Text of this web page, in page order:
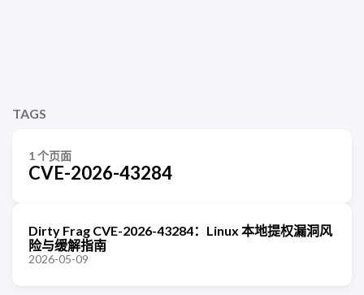
TAGS
1 个页面
CVE-2026-43284
Dirty Frag CVE-2026-43284：Linux 本地提权漏洞风
险与缓解指南
2026-05-09